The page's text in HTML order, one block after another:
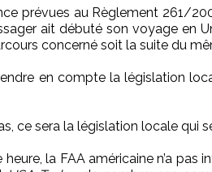
prévues au Règlement 261/
ait débuté son voyage en
concerné soit la suite du
en compte la législation
ce sera la législation locale qui
heure, la FAA américaine n’a pas